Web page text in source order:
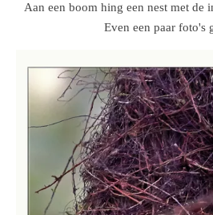
Aan een boom hing een nest met de
Even een paar foto's